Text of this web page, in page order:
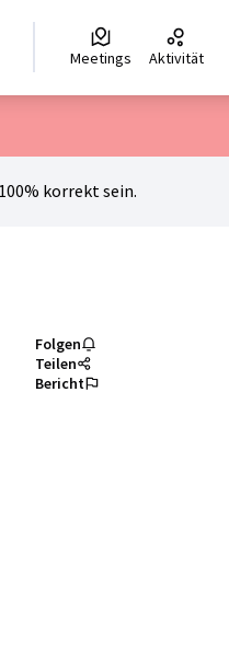
la langue Scegli la linguaIzberi jezik
Meetings Aktivität
korrekt sein.
Folgen
Teilen
Bericht